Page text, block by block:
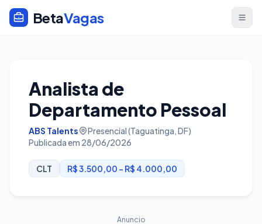
BetaVagas
Analista de
Departamento Pessoal
ABS Talents
Presencial (Taguatinga, DF)
Publicada em 28/06/2026
CLT R$ 3.500,00 - R$ 4.000,00
Anuncio